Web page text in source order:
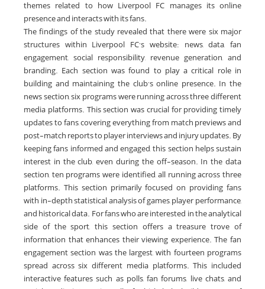
themes related to how Liverpool FC manages its online
presence and interacts with its fans.
The findings of the study revealed that there were six major
structures within Liverpool FC’s website: news, data, fan
engagement, social responsibility, revenue generation, and
branding. Each section was found to play a critical role in
building and maintaining the club’s online presence. In the
news section, six programs were running across three different
media platforms. This section was crucial for providing timely
updates to fans, covering everything from match previews and
post-match reports to player interviews and injury updates. By
keeping fans informed and engaged, this section helps sustain
interest in the club, even during the off-season. In the data
section, ten programs were identified, all running across three
platforms. This section primarily focused on providing fans
with in-depth statistical analysis of games, player performance,
and historical data. For fans who are interested in the analytical
side of the sport, this section offers a treasure trove of
information that enhances their viewing experience. The fan
engagement section was the largest, with fourteen programs
spread across six different media platforms. This included
interactive features such as polls, fan forums, live chats, and